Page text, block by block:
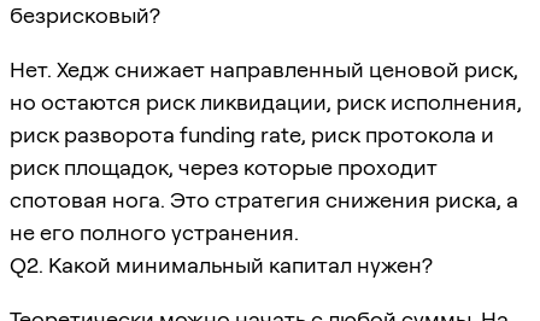
безрисковый?
Нет. Хедж снижает направленный ценовой риск,
но остаются риск ликвидации, риск исполнения,
риск разворота funding rate, риск протокола и
риск площадок, через которые проходит
спотовая нога. Это стратегия снижения риска, а
не его полного устранения.
Q2. Какой минимальный капитал нужен?